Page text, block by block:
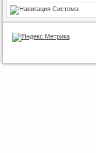
Система